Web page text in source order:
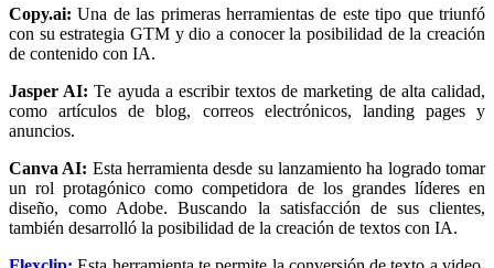
Copy.ai: Una de las primeras herramientas de este tipo que triunfó
con su estrategia GTM y dio a conocer la posibilidad de la creación
de contenido con IA.
Jasper AI: Te ayuda a escribir textos de marketing de alta calidad,
como artículos de blog, correos electrónicos, landing pages y
anuncios.
Canva AI: Esta herramienta desde su lanzamiento ha logrado tomar
un rol protagónico como competidora de los grandes líderes en
diseño, como Adobe. Buscando la satisfacción de sus clientes,
también desarrolló la posibilidad de la creación de textos con IA.